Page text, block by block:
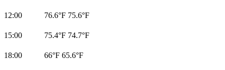
12:00 76.6°F 75.6°F
15:00 75.4°F 74.7°F
18:00 66°F 65.6°F